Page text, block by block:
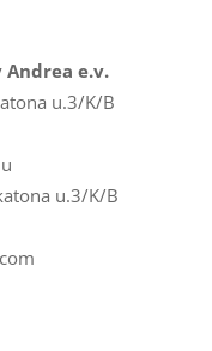
Andrea e.v.
u.3/K/B
u.3/K/B